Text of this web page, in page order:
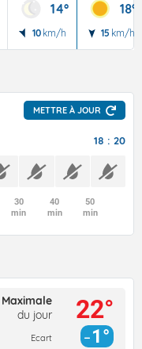
14°
10 km/h
18°
15 km/h
METTRE À JOUR
18 : 20
30
min
40
min
50
min
Maximale
du jour
Ecart
22°
1°